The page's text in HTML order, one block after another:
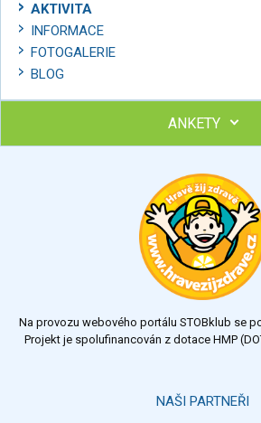
AKTIVITA
INFORMACE
FOTOGALERIE
BLOG
ANKETY
Výsledky
Na provozu webového portálu STOBklub se
Projekt je spolufinancován z dotace HMP
NAŠI PARTNEŘI